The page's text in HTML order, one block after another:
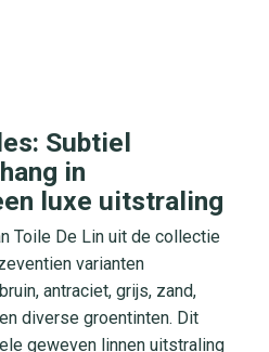
Subtiel
in
luxe uitstraling
Toile De Lin uit de collectie
varianten
antraciet, grijs, zand,
diverse groentinten. Dit
geweven linnen uitstraling